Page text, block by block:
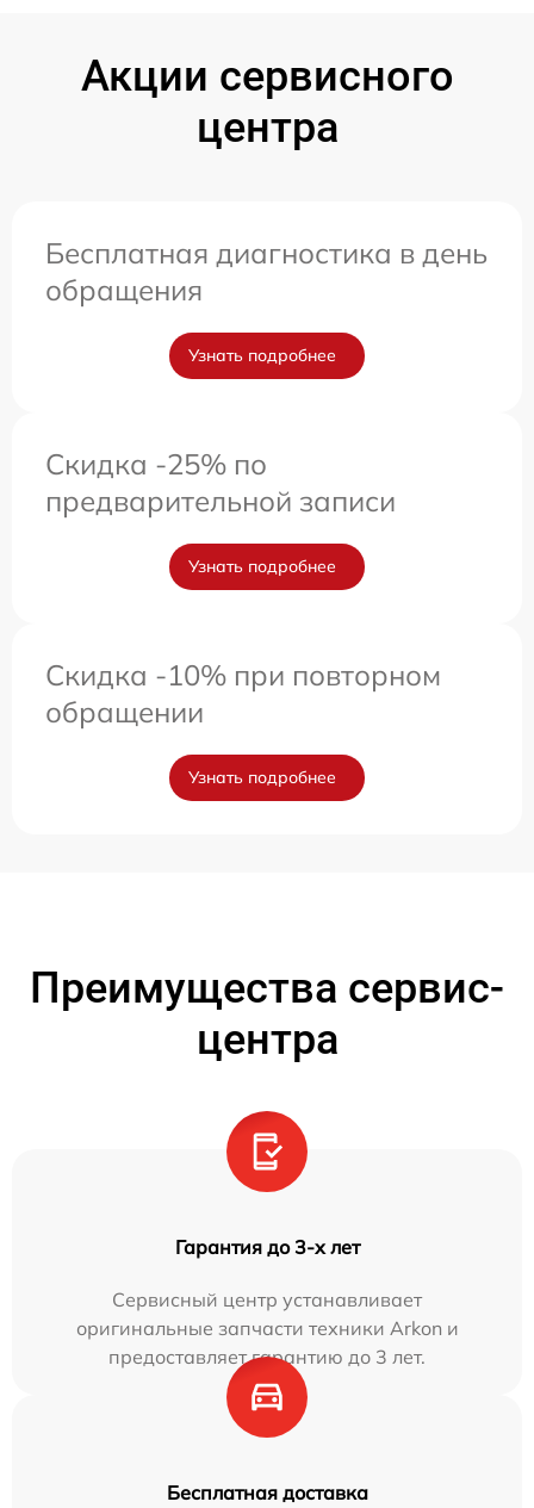
Акции сервисного
центра
Бесплатная диагностика в день
обращения
Узнать подробнее
Скидка -25% по
предварительной записи
Узнать подробнее
Скидка -10% при повторном
обращении
Узнать подробнее
Преимущества сервис-
центра
Гарантия до 3-х лет
Сервисный центр устанавливает
оригинальные запчасти техники Arkon и
предоставляет гарантию до 3 лет.
Бесплатная доставка